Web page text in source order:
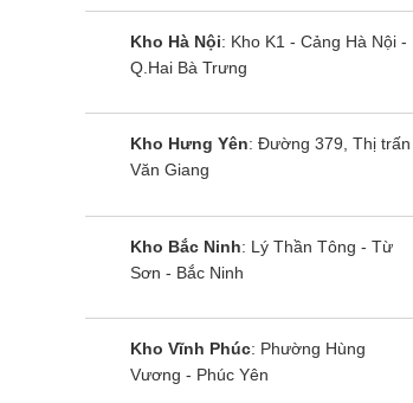
Kho Hà Nội: Kho K1 - Cảng Hà Nội -
Q.Hai Bà Trưng
Kho Hưng Yên: Đường 379, Thị trấn
Văn Giang
Kho Bắc Ninh: Lý Thần Tông - Từ
Sơn - Bắc Ninh
Kho Vĩnh Phúc: Phường Hùng
Vương - Phúc Yên